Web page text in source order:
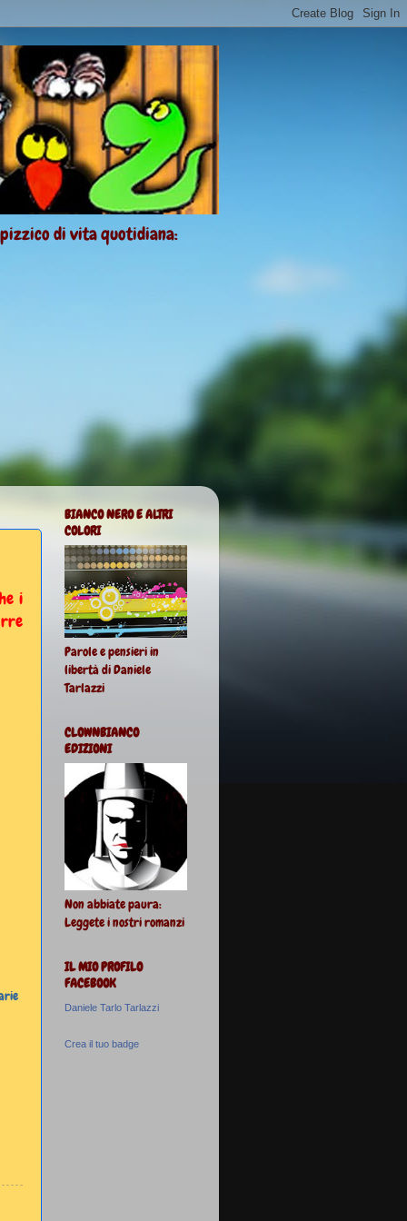
pizzico di vita quotidiana:
i
BIANCO NERO E ALTRI
COLORI
Parole e pensieri in
libertà di Daniele
Tarlazzi
CLOWNBIANCO
EDIZIONI
Non abbiate paura:
Leggete i nostri romanzi
IL MIO PROFILO
FACEBOOK
Daniele Tarlo Tarlazzi
Crea il tuo badge